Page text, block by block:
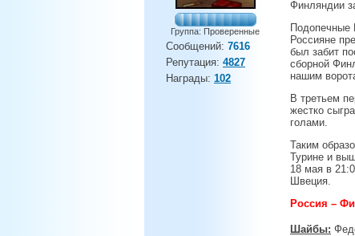
Группа: Проверенные
Сообщений: 7616
Репутация: 4827
Награды: 102
Финляндии
Подопечные
Россияне
был забит
сборной
нашим
В третьем
жестко
голами.
Таким
Турине и
18 мая в
Швеция.
Россия –
Шайбы: